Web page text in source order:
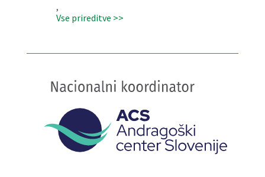
,
Vse prireditve >>